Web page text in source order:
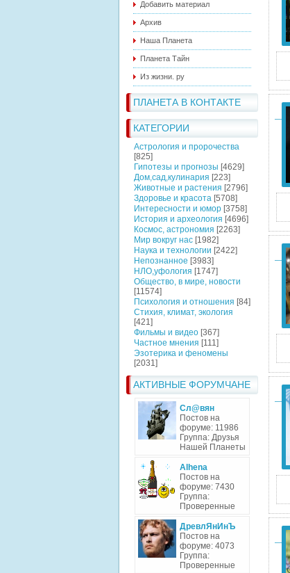
Добавить материал
Архив
Наша Планета
Планета Тайн
Из жизни. ру
ПЛАНЕТА В КОНТАКТЕ
КАТЕГОРИИ
Астрология и пророчества
[825]
Гипотезы и прогнозы [4629]
Дом,сад,кулинария [223]
Животные и растения [2796]
Здоровье и красота [5708]
Интересности и юмор [3758]
История и археология [4696]
Космос, астрономия [2263]
Мир вокруг нас [1982]
Наука и технологии [2422]
Непознанное [3983]
НЛО,уфология [1747]
Общество, в мире, новости
[11574]
Психология и отношения [84]
Стихия, климат, экология
[421]
Фильмы и видео [367]
Частное мнения [111]
Эзотерика и феномены
[2031]
АКТИВНЫЕ ФОРУМЧАНЕ
Сл@вян
Постов на
форуме: 11986
Группа: Друзья
Нашей Планеты
Alhena
Постов на
форуме: 7430
Группа:
Проверенные
ДревлЯнИнЪ
Постов на
форуме: 4073
Группа:
Проверенные